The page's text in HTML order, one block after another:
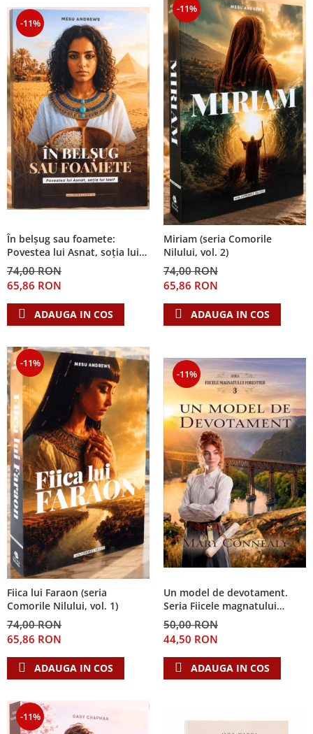
-11%
În belșug sau foamete:
Povestea lui Asnat, soția lui
Iosif (Seria Cronicile Egiptului,
vol. 2)
74,00 RON
65,86 RON
ADAUGA IN COS
-11%
Miriam (seria Comorile
Nilului, vol. 2)
74,00 RON
65,86 RON
ADAUGA IN COS
-11%
Fiica lui Faraon (seria
Comorile Nilului, vol. 1)
74,00 RON
65,86 RON
ADAUGA IN COS
-11%
Un model de devotament.
Seria Fiicele magnatului
forestier 3
50,00 RON
44,50 RON
ADAUGA IN COS
-11%